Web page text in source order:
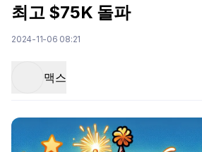
최고 $75K 돌파
2024-11-06 08:21
맥스